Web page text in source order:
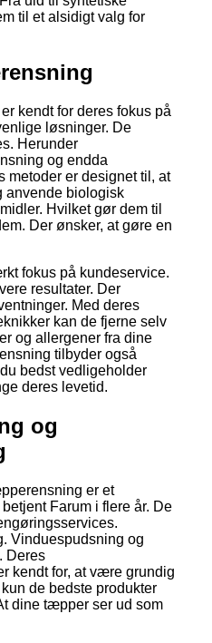
til et alsidigt valg for
kendt for deres fokus på
løsninger. De
Herunder
og endda
metoder er designet til, at
anvende biologisk
Hvilket gør dem til
Der ønsker, at gøre en
fokus på kundeservice.
resultater. Der
Med deres
kan de fjerne selv
og allergener fra dine
tilbyder også
bedst vedligeholder
deres levetid.
og
er et
Farum i flere år. De
Vinduespudsning og
Deres
kendt for, at være grundig
de bedste produkter
dine tæpper ser ud som